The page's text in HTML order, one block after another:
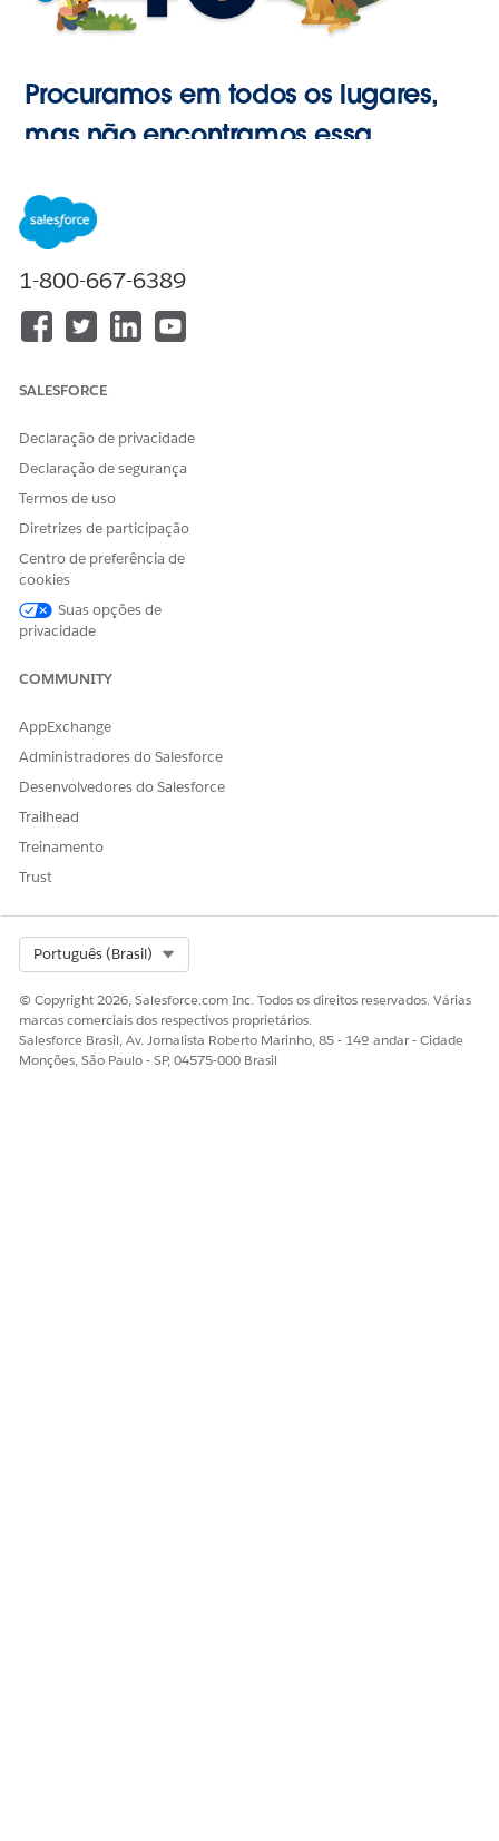
Procuramos em todos os lugares,
mas não encontramos essa
1-800-667-6389
SALESFORCE
Declaração de privacidade
Declaração de segurança
Termos de uso
Diretrizes de participação
Centro de preferência de
cookies
Suas opções de
privacidade
COMMUNITY
AppExchange
Administradores do Salesforce
Desenvolvedores do Salesforce
Trailhead
Treinamento
Trust
Português (Brasil)
© Copyright 2026, Salesforce.com Inc. Todos os direitos reservados. Várias
marcas comerciais dos respectivos proprietários.
Salesforce Brasil, Av. Jornalista Roberto Marinho, 85 - 14º andar - Cidade
Monções, São Paulo - SP, 04575-000 Brasil